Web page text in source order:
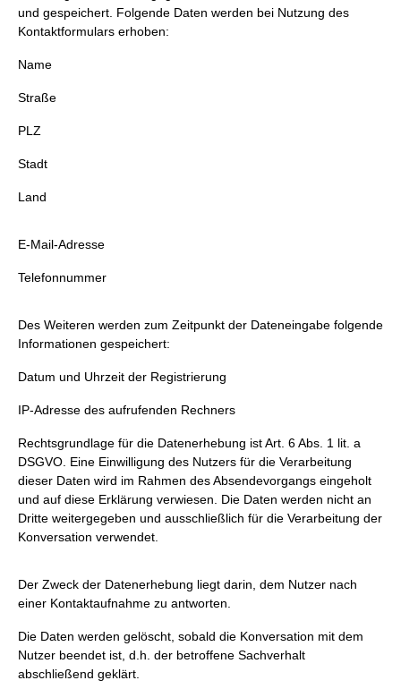
und gespeichert. Folgende Daten werden bei Nutzung des
Kontaktformulars erhoben:
Name
Straße
PLZ
Stadt
Land
E-Mail-Adresse
Telefonnummer
Des Weiteren werden zum Zeitpunkt der Dateneingabe folgende
Informationen gespeichert:
Datum und Uhrzeit der Registrierung
IP-Adresse des aufrufenden Rechners
Rechtsgrundlage für die Datenerhebung ist Art. 6 Abs. 1 lit. a
DSGVO. Eine Einwilligung des Nutzers für die Verarbeitung
dieser Daten wird im Rahmen des Absendevorgangs eingeholt
und auf diese Erklärung verwiesen. Die Daten werden nicht an
Dritte weitergegeben und ausschließlich für die Verarbeitung der
Konversation verwendet.
Der Zweck der Datenerhebung liegt darin, dem Nutzer nach
einer Kontaktaufnahme zu antworten.
Die Daten werden gelöscht, sobald die Konversation mit dem
Nutzer beendet ist, d.h. der betroffene Sachverhalt
abschließend geklärt.